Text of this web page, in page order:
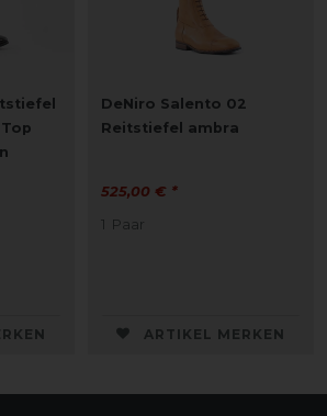
DeNiro Salento 02
Reitstiefel ambra
525,00 € *
1 Paar
ARTIKEL MERKEN